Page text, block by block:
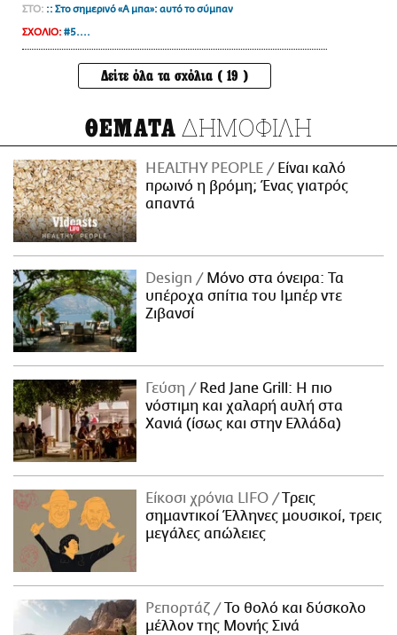
ΣΤΟ: :: Στο σημερινό «Α μπα»: αυτό το σύμπαν
ΣΧΟΛΙΟ: #5....
Δείτε όλα τα σχόλια ( 19 )
ΘΕΜΑΤΑ ΔΗΜΟΦΙΛΗ
HEALTHY PEOPLE
Είναι καλό
πρωινό η βρόμη; Ένας γιατρός
απαντά
Design
Μόνο στα όνειρα: Τα
υπέροχα σπίτια του Ιμπέρ ντε
Ζιβανσί
Γεύση
Red Jane Grill: Η πιο
νόστιμη και χαλαρή αυλή στα
Χανιά (ίσως και στην Ελλάδα)
Είκοσι χρόνια LIFO
Tρεις
σημαντικοί Έλληνες μουσικοί, τρεις
μεγάλες απώλειες
Ρεπορτάζ
Το θολό και δύσκολο
μέλλον της Μονής Σινά